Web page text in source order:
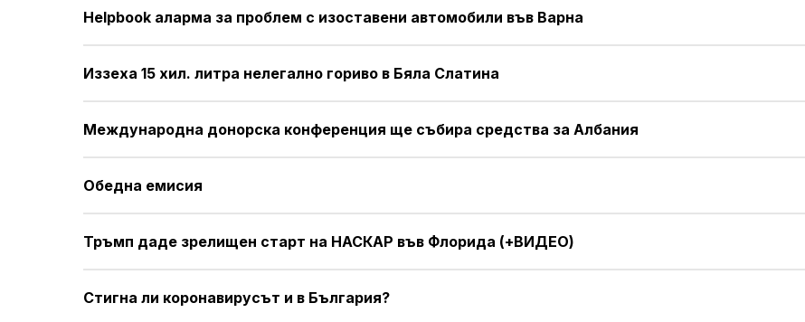
Helpbook аларма за проблем с изоставени автомобили във Варна
Иззеха 15 хил. литра нелегално гориво в Бяла Слатина
Международна донорска конференция ще събира средства за Албания
Обедна емисия
Тръмп даде зрелищен старт на НАСКАР във Флорида (+ВИДЕО)
Стигна ли коронавирусът и в България?